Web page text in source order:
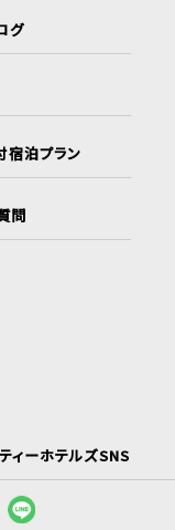
グ
宿泊プラン
問
ィーホテルズSNS